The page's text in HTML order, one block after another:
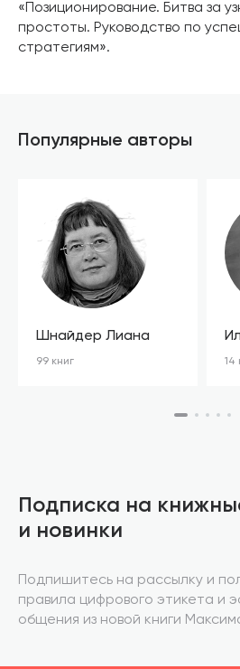
«Позиционирование. Битва за
простоты. Руководство по
стратегиям».
Популярные авторы
Шнайдер Лиана
99 книг 14
Подписка на
и новинки
Подпишитесь на рассылку и
правила цифрового этикета и
общения из новой книги